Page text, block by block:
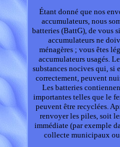
Étant donné que nos
accumulateurs, nous
batteries (BattG), de vous
accumulateurs ne
ménagères ; vous êtes
accumulateurs usagés.
substances nocives qui, si
correctement, peuvent
Les batteries
importantes telles que le
peuvent être recyclées.
renvoyer les piles, soit
immédiate (par exemple
collecte municipaux